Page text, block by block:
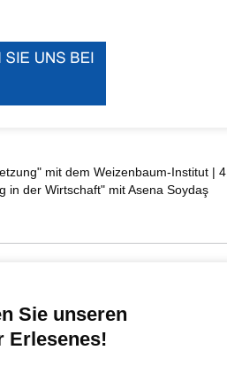
mit dem Weizenbaum-Institut | 4.
in der Wirtschaft" mit Asena Soydaş
Sie unseren
Erlesenes!